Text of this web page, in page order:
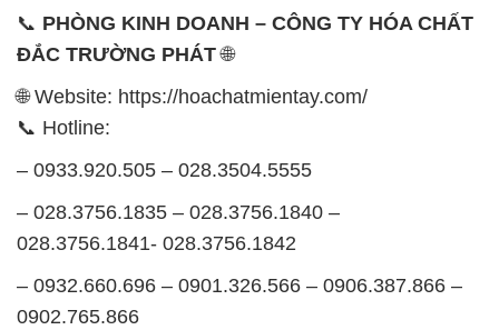
📞 PHÒNG KINH DOANH – CÔNG TY HÓA CHẤT
ĐẮC TRƯỜNG PHÁT🌐
🌐 Website: https://hoachatmientay.com/
📞 Hotline:
– 0933.920.505 – 028.3504.5555
– 028.3756.1835 – 028.3756.1840 –
028.3756.1841- 028.3756.1842
– 0932.660.696 – 0901.326.566 – 0906.387.866 –
0902.765.866